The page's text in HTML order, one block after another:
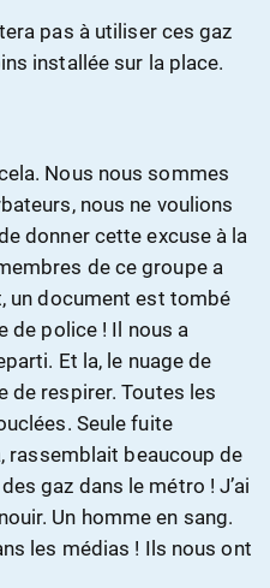
pas à utiliser ces gaz
installée sur la place.
Nous nous sommes
nous ne voulions
donner cette excuse à la
de ce groupe a
un document est tombé
de police ! Il nous a
Et la, le nuage de
de respirer. Toutes les
Seule fuite
rassemblait beaucoup de
gaz dans le métro ! J’ai
Un homme en sang.
les médias ! Ils nous ont